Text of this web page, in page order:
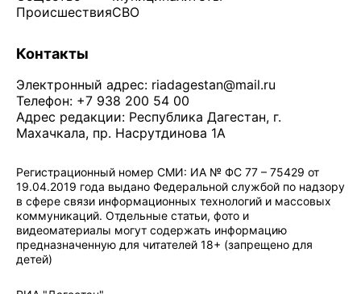
ПроисшествияСВО
Контакты
Электронный адрес: riadagestan@mail.ru
Телефон: +7 938 200 54 00
Адрес редакции: Республика Дагестан, г.
Махачкала, пр. Насрутдинова 1А
Регистрационный номер СМИ: ИА № ФС 77 – 75429 от
19.04.2019 года выдано Федеральной службой по надзору
в сфере связи информационных технологий и массовых
коммуникаций. Отдельные статьи, фото и
видеоматериалы могут содержать информацию
предназначенную для читателей 18+ (запрещено для
детей)